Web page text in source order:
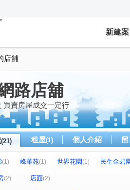
新建案
店舖
路店舖
買賣房屋成交一定行
(21) 租屋(1) 個人介紹
(1) 峰華苑(1) 世界花園(1)
民生金碧
(1) 林森觀光大廈
(2) 店面(2)